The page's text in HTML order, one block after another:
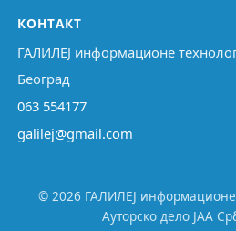
КОНТАКТ
ГАЛИЛЕЈ информационе
Београд
063 554177
galilej@gmail.com
© 2026 ГАЛИЛЕЈ информационе
Ауторско дело ЈАА